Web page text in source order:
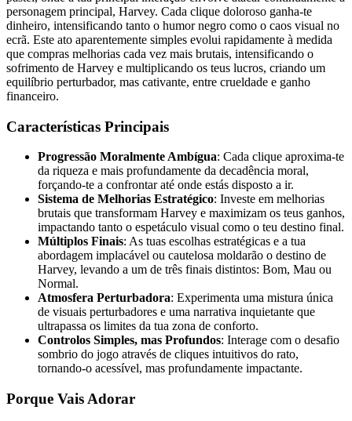
personagem principal, Harvey. Cada clique doloroso ganha-te
dinheiro, intensificando tanto o humor negro como o caos visual no
ecrã. Este ato aparentemente simples evolui rapidamente à medida
que compras melhorias cada vez mais brutais, intensificando o
sofrimento de Harvey e multiplicando os teus lucros, criando um
equilíbrio perturbador, mas cativante, entre crueldade e ganho
financeiro.
Características Principais
Progressão Moralmente Ambígua: Cada clique aproxima-te
da riqueza e mais profundamente da decadência moral,
forçando-te a confrontar até onde estás disposto a ir.
Sistema de Melhorias Estratégico: Investe em melhorias
brutais que transformam Harvey e maximizam os teus ganhos,
impactando tanto o espetáculo visual como o teu destino final.
Múltiplos Finais: As tuas escolhas estratégicas e a tua
abordagem implacável ou cautelosa moldarão o destino de
Harvey, levando a um de três finais distintos: Bom, Mau ou
Normal.
Atmosfera Perturbadora: Experimenta uma mistura única
de visuais perturbadores e uma narrativa inquietante que
ultrapassa os limites da tua zona de conforto.
Controlos Simples, mas Profundos: Interage com o desafio
sombrio do jogo através de cliques intuitivos do rato,
tornando-o acessível, mas profundamente impactante.
Porque Vais Adorar